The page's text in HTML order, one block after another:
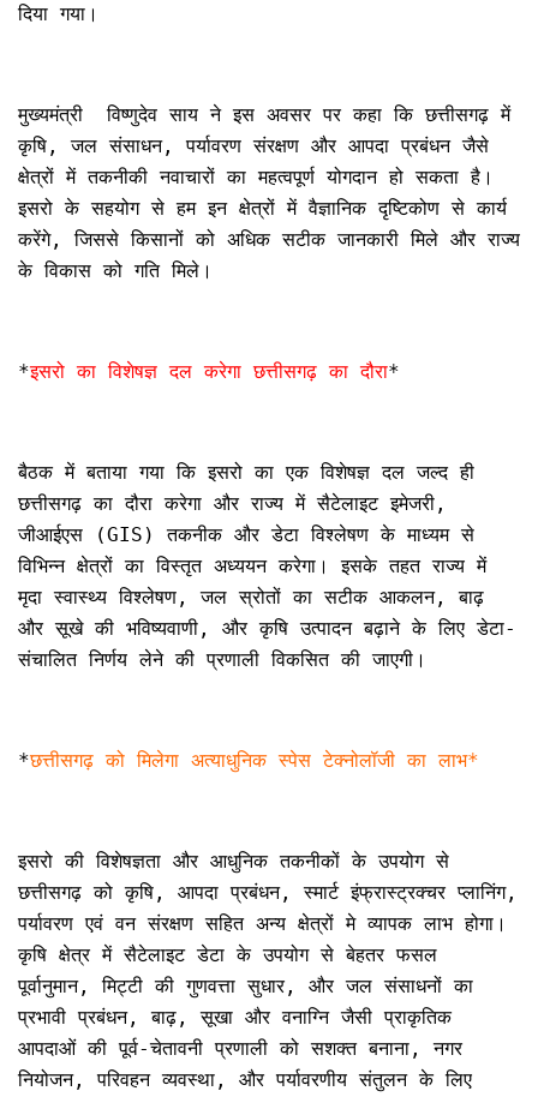
दिया गया।
मुख्यमंत्री विष्णुदेव साय ने इस अवसर पर कहा कि छत्तीसगढ़ में
कृषि, जल संसाधन, पर्यावरण संरक्षण और आपदा प्रबंधन जैसे
क्षेत्रों में तकनीकी नवाचारों का महत्वपूर्ण योगदान हो सकता है।
इसरो के सहयोग से हम इन क्षेत्रों में वैज्ञानिक दृष्टिकोण से कार्य
करेंगे, जिससे किसानों को अधिक सटीक जानकारी मिले और राज्य
के विकास को गति मिले।
*इसरो का विशेषज्ञ दल करेगा छत्तीसगढ़ का दौरा*
बैठक में बताया गया कि इसरो का एक विशेषज्ञ दल जल्द ही
छत्तीसगढ़ का दौरा करेगा और राज्य में सैटेलाइट इमेजरी,
जीआईएस (GIS) तकनीक और डेटा विश्लेषण के माध्यम से
विभिन्न क्षेत्रों का विस्तृत अध्ययन करेगा। इसके तहत राज्य में
मृदा स्वास्थ्य विश्लेषण, जल स्रोतों का सटीक आकलन, बाढ़
और सूखे की भविष्यवाणी, और कृषि उत्पादन बढ़ाने के लिए डेटा-
संचालित निर्णय लेने की प्रणाली विकसित की जाएगी।
*छत्तीसगढ़ को मिलेगा अत्याधुनिक स्पेस टेक्नोलॉजी का लाभ*
इसरो की विशेषज्ञता और आधुनिक तकनीकों के उपयोग से
छत्तीसगढ़ को कृषि, आपदा प्रबंधन, स्मार्ट इंफ्रास्ट्रक्चर प्लानिंग,
पर्यावरण एवं वन संरक्षण सहित अन्य क्षेत्रों मे व्यापक लाभ होगा।
कृषि क्षेत्र में सैटेलाइट डेटा के उपयोग से बेहतर फसल
पूर्वानुमान, मिट्टी की गुणवत्ता सुधार, और जल संसाधनों का
प्रभावी प्रबंधन, बाढ़, सूखा और वनाग्नि जैसी प्राकृतिक
आपदाओं की पूर्व-चेतावनी प्रणाली को सशक्त बनाना, नगर
नियोजन, परिवहन व्यवस्था, और पर्यावरणीय संतुलन के लिए